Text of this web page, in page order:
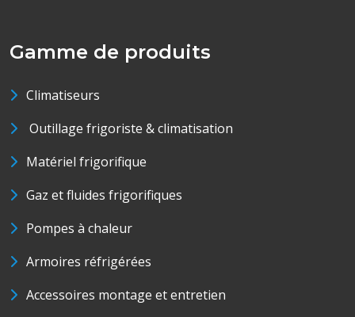
Gamme de produits
Climatiseurs
Outillage frigoriste & climatisation
Matériel frigorifique
Gaz et fluides frigorifiques
Pompes à chaleur
Armoires réfrigérées
Accessoires montage et entretien